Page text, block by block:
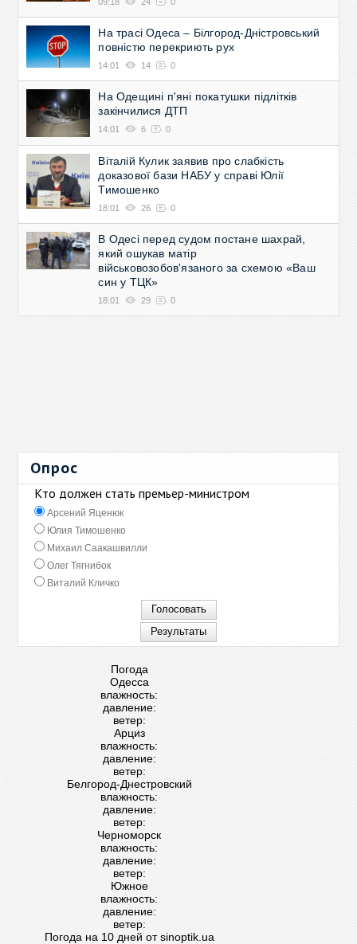
На трасі Одеса – Білгород-Дністровський
повністю перекриють рух
14:01 14 0
На Одещині п'яні покатушки підлітків
закінчилися ДТП
14:01 6 0
Віталій Кулик заявив про слабкість
доказової бази НАБУ у справі Юлії
Тимошенко
18:01 26 0
В Одесі перед судом постане шахрай,
який ошукав матір
військовозобов'язаного за схемою «Ваш
син у ТЦК»
18:01 29 0
Опрос
Кто должен стать премьер-министром
Арсений Яценюк
Юлия Тимошенко
Михаил Саакашвилли
Олег Тягнибок
Виталий Кличко
Погода
Одесса
влажность:
давление:
ветер:
Арциз
влажность:
давление:
ветер:
Белгород-Днестровский
влажность:
давление:
ветер:
Черноморск
влажность:
давление:
ветер:
Южное
влажность:
давление:
ветер:
Погода на 10 дней отsinoptik.ua